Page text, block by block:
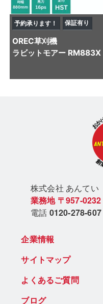
予約承ります！ 保証有り
OREC草刈機
ラビットモアー RM883X
株式会社 あんてい
業務地 〒957-0232
電話 0120-278-607
企業情報
サイトマップ
よくあるご質問
ブログ